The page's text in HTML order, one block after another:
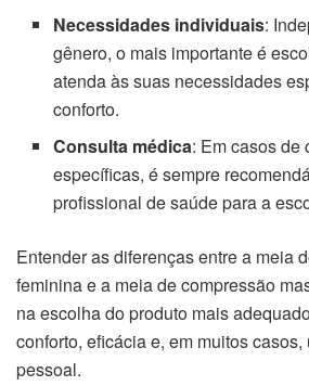
Necessidades individuais:
gênero, o mais importante é
atenda às suas necessidades
conforto.
Consulta médica: Em casos de
específicas, é sempre
profissional de saúde para a
Entender as diferenças entre a meia
feminina e a meia de compressão
na escolha do produto mais
conforto, eficácia e, em muitos
pessoal.